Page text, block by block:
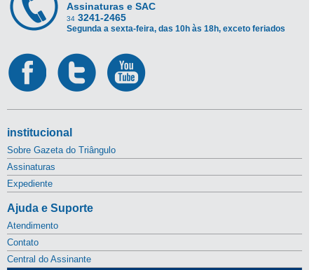
Assinaturas e SAC
34 3241-2465
Segunda a sexta-feira, das 10h às 18h, exceto feriados
institucional
Sobre Gazeta do Triângulo
Assinaturas
Expediente
Ajuda e Suporte
Atendimento
Contato
Central do Assinante